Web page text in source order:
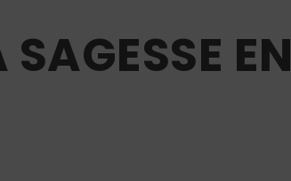
EN